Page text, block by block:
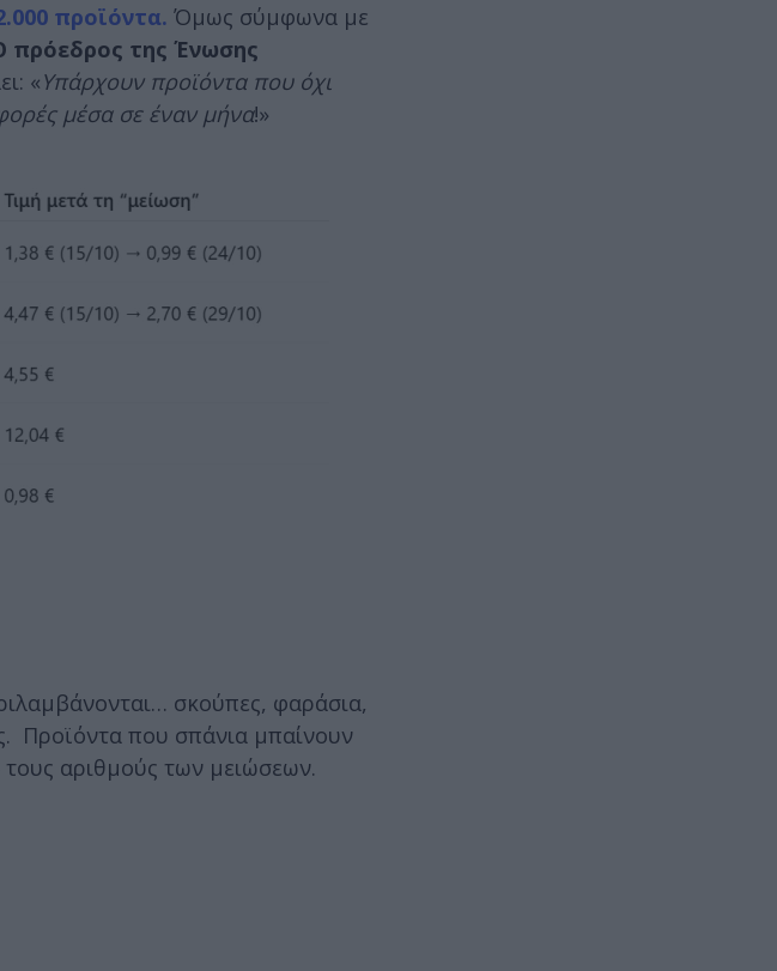
προϊόντα. Όμως σύμφωνα με
πρόεδρος της Ένωσης
«Υπάρχουν προϊόντα που όχι
μέσα σε έναν μήνα!»
σκούπες, φαράσια,
Προϊόντα που σπάνια μπαίνουν
αριθμούς των μειώσεων.